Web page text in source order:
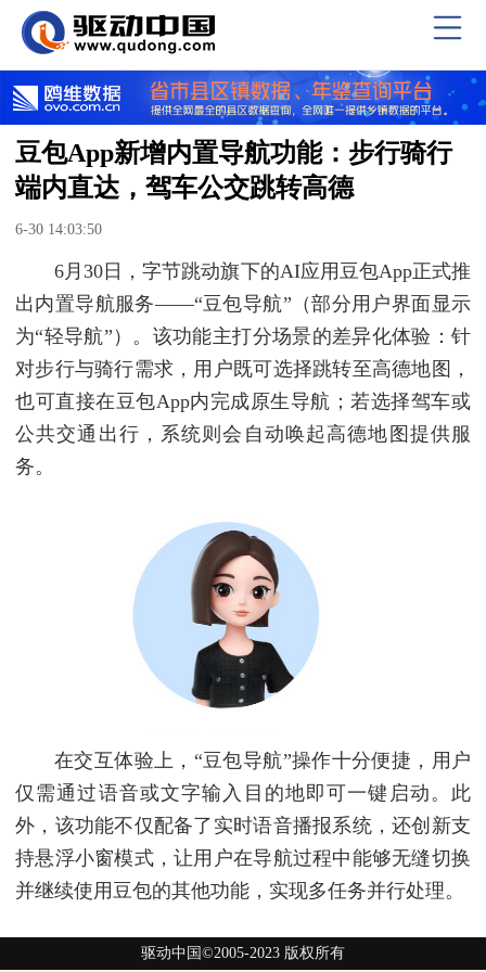
豆包App新增内置导航功能：步行骑行
端内直达，驾车公交跳转高德
6-30 14:03:50
6月30日，字节跳动旗下的AI应用豆包App正式推
出内置导航服务——“豆包导航”（部分用户界面显示
为“轻导航”）。该功能主打分场景的差异化体验：针
对步行与骑行需求，用户既可选择跳转至高德地图，
也可直接在豆包App内完成原生导航；若选择驾车或
公共交通出行，系统则会自动唤起高德地图提供服
务。
在交互体验上，“豆包导航”操作十分便捷，用户
仅需通过语音或文字输入目的地即可一键启动。此
外，该功能不仅配备了实时语音播报系统，还创新支
持悬浮小窗模式，让用户在导航过程中能够无缝切换
并继续使用豆包的其他功能，实现多任务并行处理。
驱动中国©2005-2023 版权所有